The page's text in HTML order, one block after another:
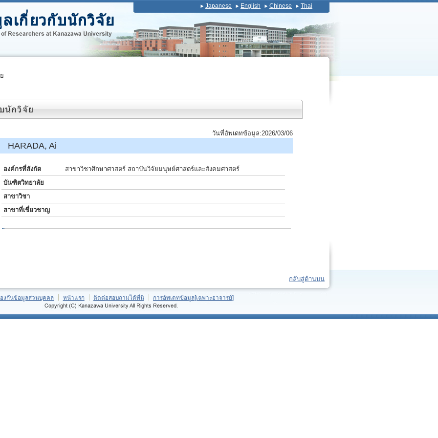
Japanese English Chinese Thai
วันที่อัพเดทข้อมูล:2026/03/06
HARADA, Ai
องค์กรที่สังกัด
สาขาวิชาศึกษาศาสตร์ สถาบันวิจัยมนุษย์ศาสตร์และสังคมศาสตร์
บันฑิตวิทยาลัย
สาขาวิชา
สาขาที่เชี่ยวชาญ
กลับสู่ด้านบน
งกันข้อมูลส่วนบุคคล หน้าแรก ติดต่อสอบถามได้ที่นี่ การอัพเดทข้อมูล[เฉพาะอาจารย์]